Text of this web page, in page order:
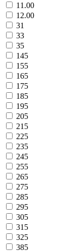
11.00
12.00
31
33
35
145
155
165
175
185
195
205
215
225
235
245
255
265
275
285
295
305
315
325
385